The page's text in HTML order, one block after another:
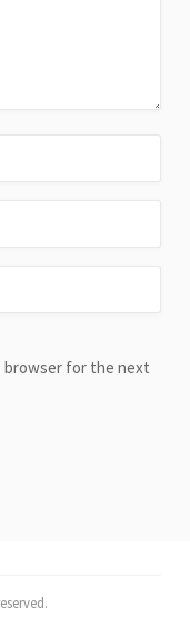
browser for the next